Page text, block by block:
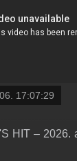
17:07:29
HIT – 2026.